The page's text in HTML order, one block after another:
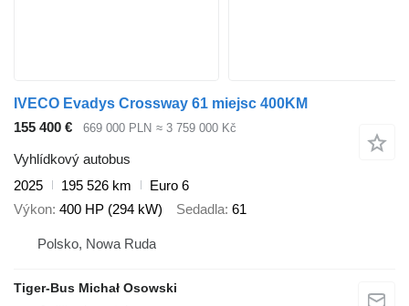
IVECO Evadys Crossway 61 miejsc 400KM
155 400 €
669 000 PLN ≈ 3 759 000 Kč
Vyhlídkový autobus
2025
195 526 km
Euro 6
Výkon 400 HP (294 kW) Sedadla 61
Polsko, Nowa Ruda
Tiger-Bus Michał Osowski